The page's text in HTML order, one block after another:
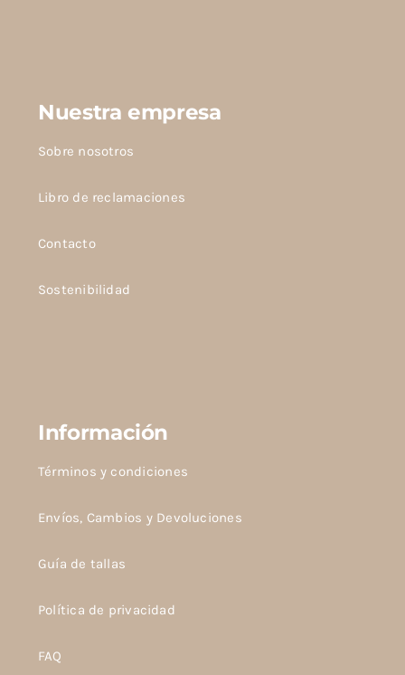
Nuestra empresa
Sobre nosotros
Libro de reclamaciones
Contacto
Sostenibilidad
Información
Términos y condiciones
Envíos, Cambios y Devoluciones
Guía de tallas
Política de privacidad
FAQ